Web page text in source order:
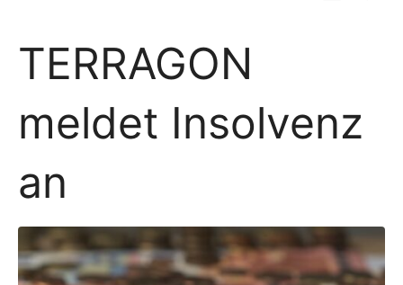
TERRAGON
meldet Insolvenz
an